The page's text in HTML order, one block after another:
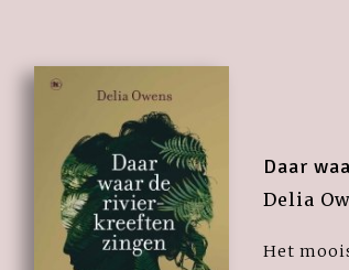
Daar
Delia
Het